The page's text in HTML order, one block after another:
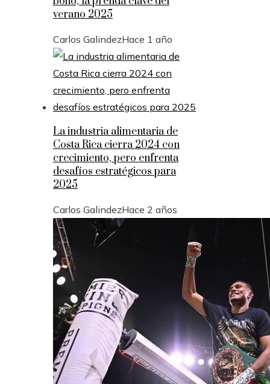
verano 2025
Carlos GalindezHace 1 año
La industria alimentaria de
Costa Rica cierra 2024 con
crecimiento, pero enfrenta
desafíos estratégicos para
2025
Carlos GalindezHace 2 años